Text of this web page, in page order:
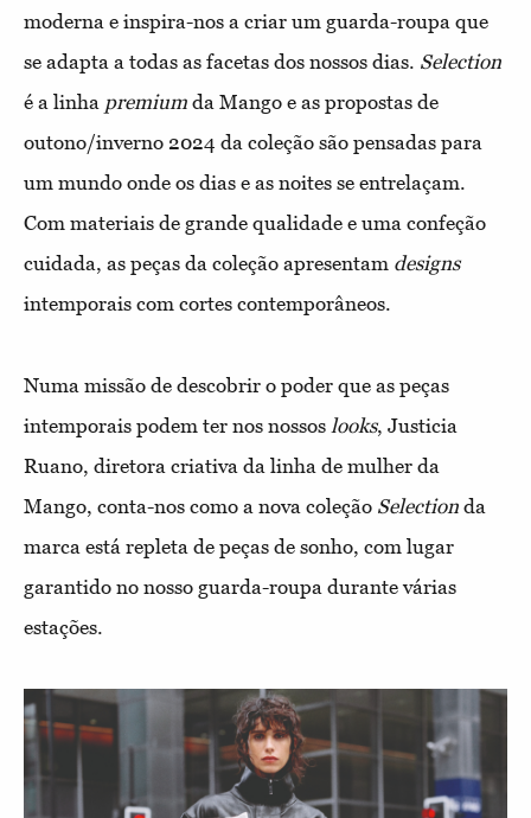
moderna e inspira-nos a criar um guarda-roupa que
se adapta a todas as facetas dos nossos dias. Selection
é a linha premium da Mango e as propostas de
outono/inverno 2024 da coleção são pensadas para
um mundo onde os dias e as noites se entrelaçam.
Com materiais de grande qualidade e uma confeção
cuidada, as peças da coleção apresentam designs
intemporais com cortes contemporâneos.
Numa missão de descobrir o poder que as peças
intemporais podem ter nos nossos looks, Justicia
Ruano, diretora criativa da linha de mulher da
Mango, conta-nos como a nova coleção Selection da
marca está repleta de peças de sonho, com lugar
garantido no nosso guarda-roupa durante várias
estações.